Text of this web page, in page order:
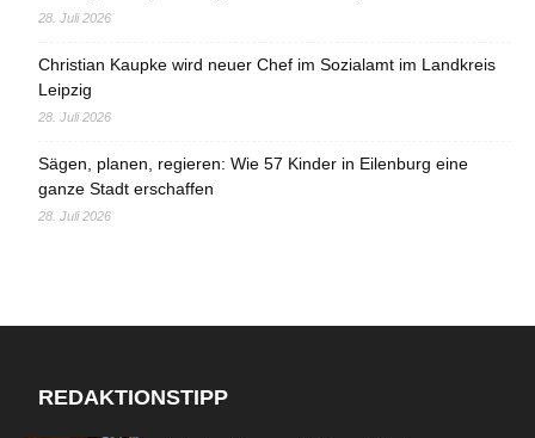
28. Juli 2026
Christian Kaupke wird neuer Chef im Sozialamt im Landkreis
Leipzig
28. Juli 2026
Sägen, planen, regieren: Wie 57 Kinder in Eilenburg eine
ganze Stadt erschaffen
28. Juli 2026
REDAKTIONSTIPP